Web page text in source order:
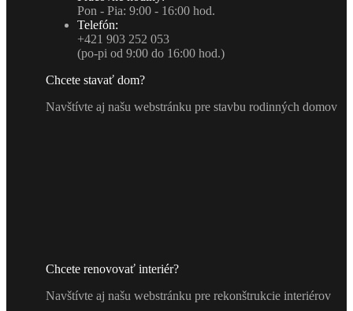
Pon - Pia: 9:00 - 16:00 hod.
Telefón:
+421 903 252 053
(po-pi od 9:00 do 16:00 hod.)
Chcete stavať dom?
Navštívte aj našu webstránku pre stavbu rodinných domov
Chcete renovovať interiér?
Navštívte aj našu webstránku pre rekonštrukcie interiérov